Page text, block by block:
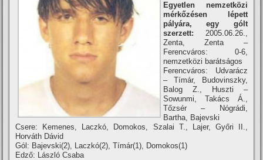
Egyetlen nemzetközi
mérkőzésen lépett
pályára, egy gólt
szerzett: 2005.06.26.,
Zenta, Zenta –
Ferencváros: 0-6,
nemzetközi barátságos
Ferencváros: Udvarácz
– Tí­már, Budovinszky,
Balog Z., Huszti –
Sowunmi, Takács Á.,
Tőzsér – Nógrádi,
Bartha, Bajevski
Csere: Kemenes, Laczkó, Domokos, Szalai T., Lajer, Győri II.,
Horváth Dávid
Gól: Bajevski(2), Laczkó(2), Tí­már(1), Domokos(1)
Edző: László Csaba